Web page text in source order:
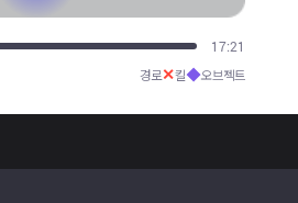
21:34
경로✕킬◆오브젝트